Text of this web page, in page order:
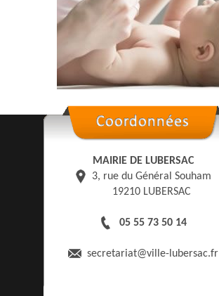
MAIRIE DE LUBERSAC
3, rue du Général Souham
19210 LUBERSAC
05 55 73 50 14
secretariat@ville-lubersac.fr